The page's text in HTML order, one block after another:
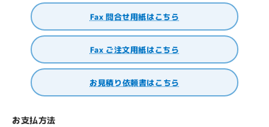
Fax 問合せ用紙はこちら
Fax ご注文用紙はこちら
お見積り依頼書はこちら
お支払方法